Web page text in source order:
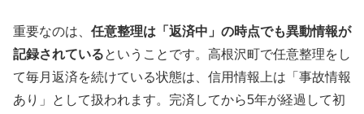
重要なのは、 任意整理は「返済中」の時点でも異動情報が
記録されているということです。高根沢町で任意整理をし
て毎月返済を続けている状態は、信用情報上は「事故情報
あり」として扱われます。完済してから5年が経過して初